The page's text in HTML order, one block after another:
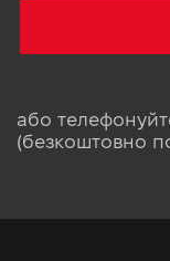
або
(безкоштовно